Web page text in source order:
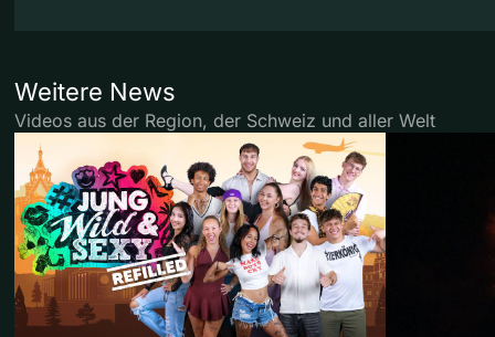
Weitere News
Videos aus der Region, der Schweiz und aller Welt